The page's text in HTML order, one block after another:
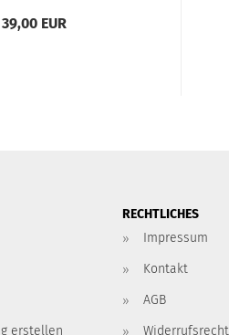
39,00 EUR
erstellen
RECHTLICHES
Impressum
Kontakt
AGB
Widerrufsrecht